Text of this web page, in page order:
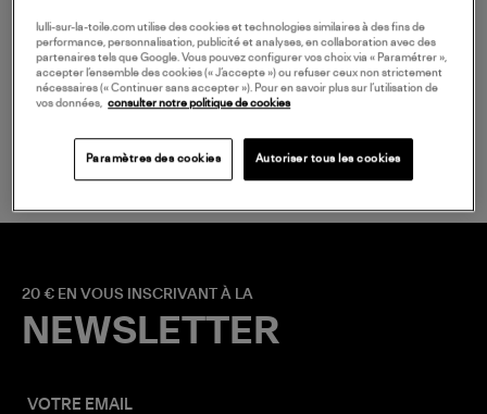
à partir de 150 € d'achat*
20 € EN VOUS INSCRIVANT À LA
NEWSLETTER
lulli-sur-la-toile.com utilise des cookies et technologies similaires à des fins de
performance, personnalisation, publicité et analyses, en collaboration avec des
partenaires tels que Google. Vous pouvez configurer vos choix via « Paramétrer »,
accepter l’ensemble des cookies (« J’accepte ») ou refuser ceux non strictement
nécessaires (« Continuer sans accepter »). Pour en savoir plus sur l’utilisation de
vos données, consulter notre politique de cookies
Paramètres des cookies Autoriser tous les cookies